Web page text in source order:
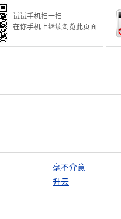
试试手机扫一扫
在你手机上继续浏览此页面
毫不介意
升云